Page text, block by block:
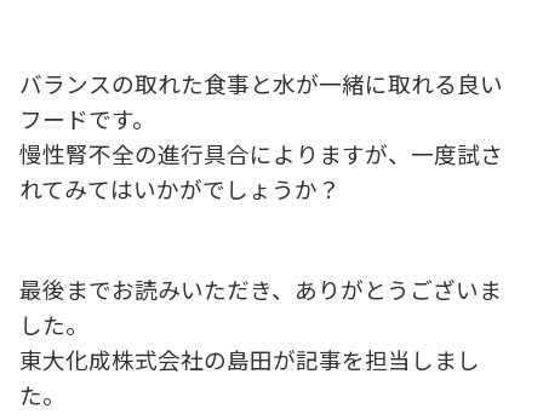
バランスの取れた食事と水が一緒に取れる良い
フードです。
慢性腎不全の進行具合によりますが、一度試さ
れてみてはいかがでしょうか？
最後までお読みいただき、ありがとうございま
した。
東大化成株式会社の島田が記事を担当しまし
た。